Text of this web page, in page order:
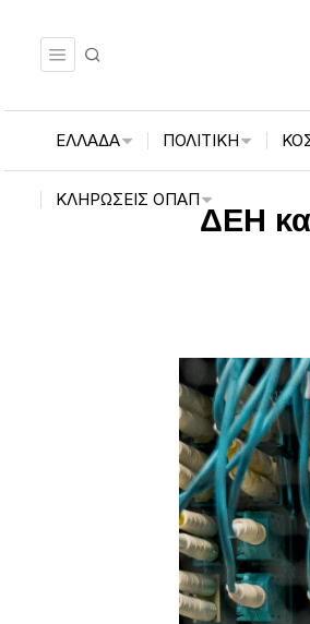
ΕΛΛΑΔΑ ΠΟΛΙΤΙΚΗ
ΚΛΗΡΏΣΕΙΣ ΟΠΑΠ
ΔΕΗ